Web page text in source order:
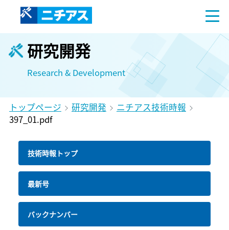
研究開発
Research & Development
トップページ 研究開発
ニチアス技術時報
397_01.pdf
技術時報トップ
最新号
バックナンバー